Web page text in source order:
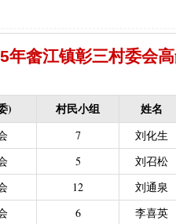
2020年按季度公开）
| 农村计划生育节育奖励（农村
生活费补助 | 普通高中国家助学
学杂费补助
到“普通高中建档立卡和非建档立
活费（2016年至2021年，已结束
改造 | 基本农田保护经济补偿
年，已移至民政局） | 重度
残疾学生补贴）
低保残疾人
纳城乡居民基本养老保险费 |
年畲江镇彰三村委会
) 村民小组 姓名
7 刘化生
5 刘召松
12 刘通泉
6 李喜英